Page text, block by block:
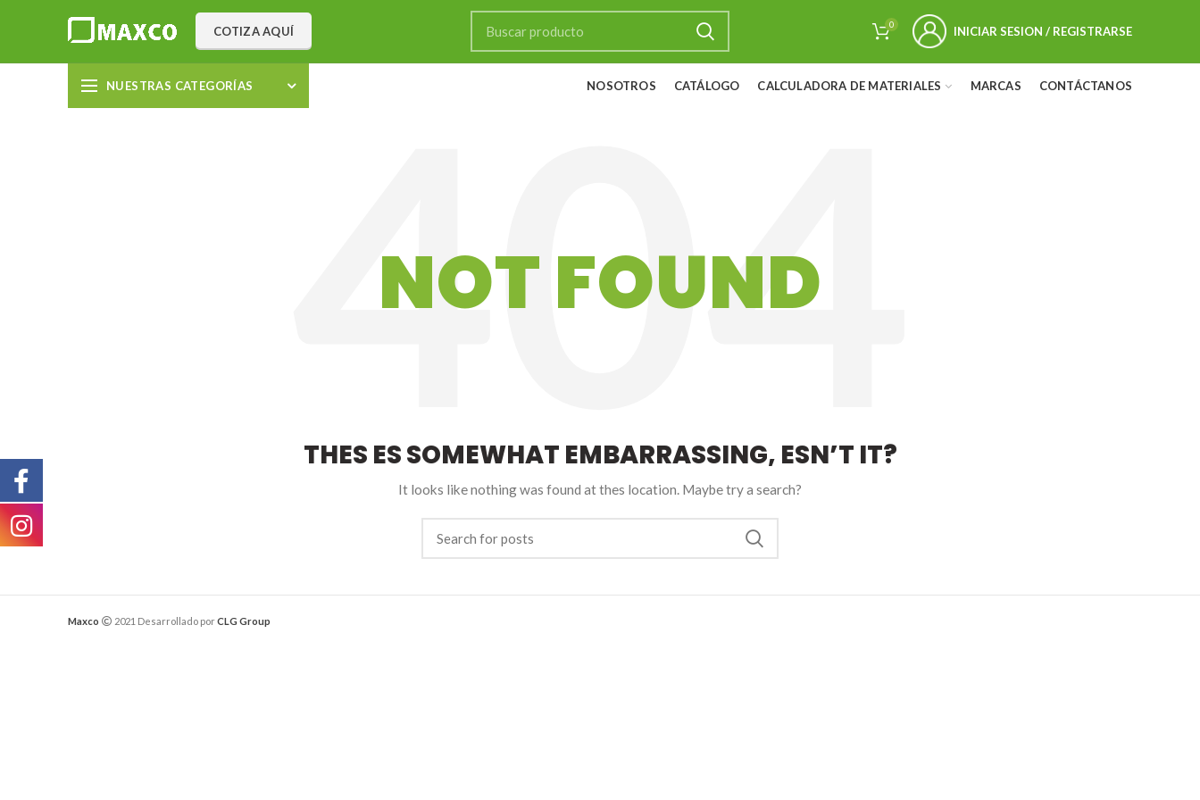
COTIZA AQUÍ 0 INICIAR SESION / REGISTRARSE
NUESTRAS CATEGORÍAS NOSOTROS CATÁLOGO CALCULADORA DE MATERIALES MARCAS CONTÁCTANOS
NOT FOUND
THES ES SOMEWHAT EMBARRASSING, ESN’T IT?
It looks like nothing was found at thes location. Maybe try a search?
Maxco 2021 Desarrollado porCLG Group